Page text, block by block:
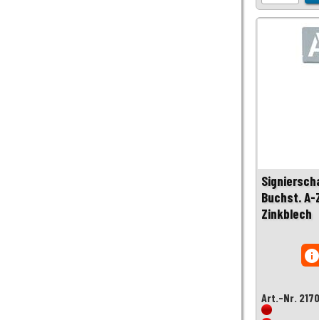
Buchst.
Zinkblech
Art.-Nr.